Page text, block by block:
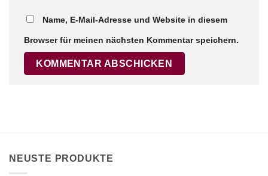
Name, E-Mail-Adresse und Website in diesem
Browser für meinen nächsten Kommentar speichern.
NEUSTE PRODUKTE